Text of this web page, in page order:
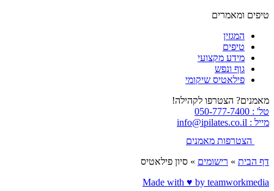
טיפים ומאמרים
המגזין
טיפים
מידע מקצועי
גוף ונפש
פילאטיס שיקומי
מאמנים? הצטרפו לקהילה!
טל' : 050-777-7400
מייל : info@ipilates.co.il
הצטרפות מאמנים
דף הבית » רישומים » סיון פילאטיס
Made with ♥️ by teamworkmedia